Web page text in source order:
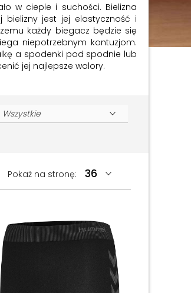
w cieple i suchości. Bielizna
jest jej elastyczność i
każdy biegacz będzie się
niepotrzebnym kontuzjom.
a spodenki pod spodnie lub
jej najlepsze walory.
Pokaż na stronę: